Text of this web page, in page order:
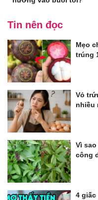
Tin nên đọc
Mẹo
trúng
Vỏ
nhiều
Vì
công
4 giấc